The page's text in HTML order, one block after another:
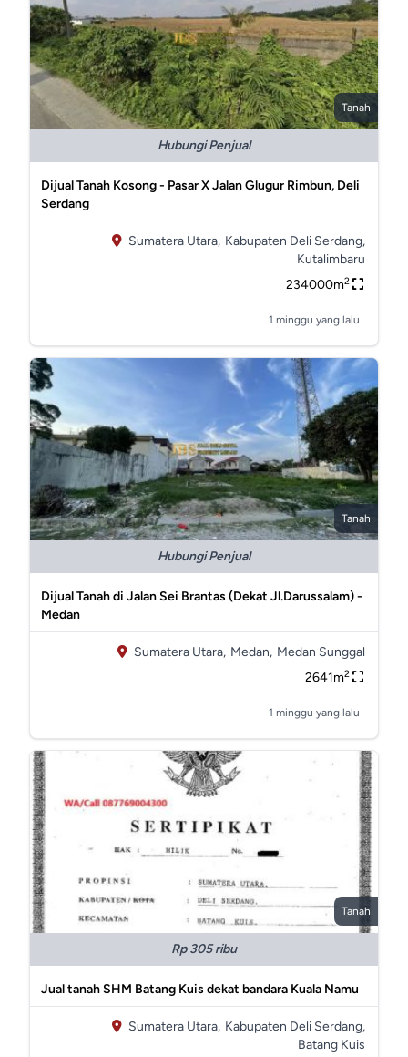
Tanah
Hubungi Penjual
Dijual Tanah Kosong - Pasar X Jalan Glugur Rimbun, Deli
Serdang
Sumatera Utara, Kabupaten Deli Serdang,
Kutalimbaru
234000m2
1 minggu yang lalu
Tanah
Hubungi Penjual
Dijual Tanah di Jalan Sei Brantas (Dekat Jl.Darussalam) -
Medan
Sumatera Utara, Medan, Medan Sunggal
2641m2
1 minggu yang lalu
Tanah
Rp 305 ribu
Jual tanah SHM Batang Kuis dekat bandara Kuala Namu
Sumatera Utara, Kabupaten Deli Serdang,
Batang Kuis